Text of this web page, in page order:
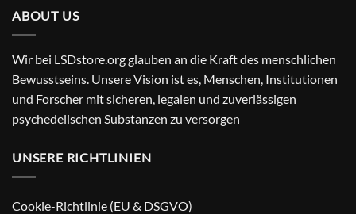
ABOUT US
Wir bei LSDstore.org glauben an die Kraft des menschlichen
Bewusstseins. Unsere Vision ist es, Menschen, Institutionen
und Forscher mit sicheren, legalen und zuverlässigen
psychedelischen Substanzen zu versorgen
UNSERE RICHTLINIEN
Cookie-Richtlinie (EU & DSGVO)